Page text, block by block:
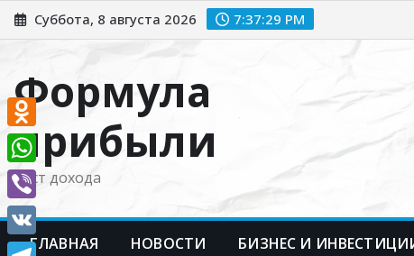
Перейти
к
Суббота, 8 августа 2026 7:37:31 PM
Формула
прибыли
Рост дохода
ГЛАВНАЯ НОВОСТИ БИЗНЕС И
Odnoklassniki
WhatsApp
Viber
VK